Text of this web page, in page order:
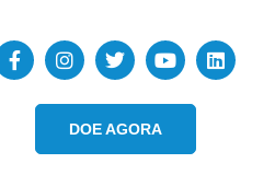
DOE AGORA